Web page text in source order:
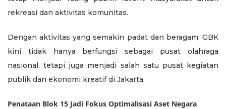
rekreasi dan aktivitas komunitas.
Dengan aktivitas yang semakin padat dan beragam, GBK
kini tidak hanya berfungsi sebagai pusat olahraga
nasional, tetapi juga menjadi salah satu pusat kegiatan
publik dan ekonomi kreatif di Jakarta.
Penataan Blok 15 Jadi Fokus Optimalisasi Aset Negara